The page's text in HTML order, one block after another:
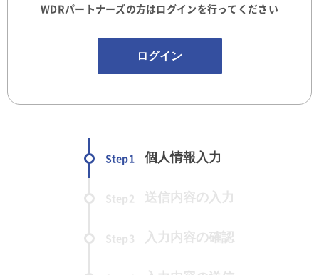
WDRパートナーズの方はログインを行ってください
ログイン
Step1 個人情報入力
Step2 送信内容の入力
Step3 入力内容の確認